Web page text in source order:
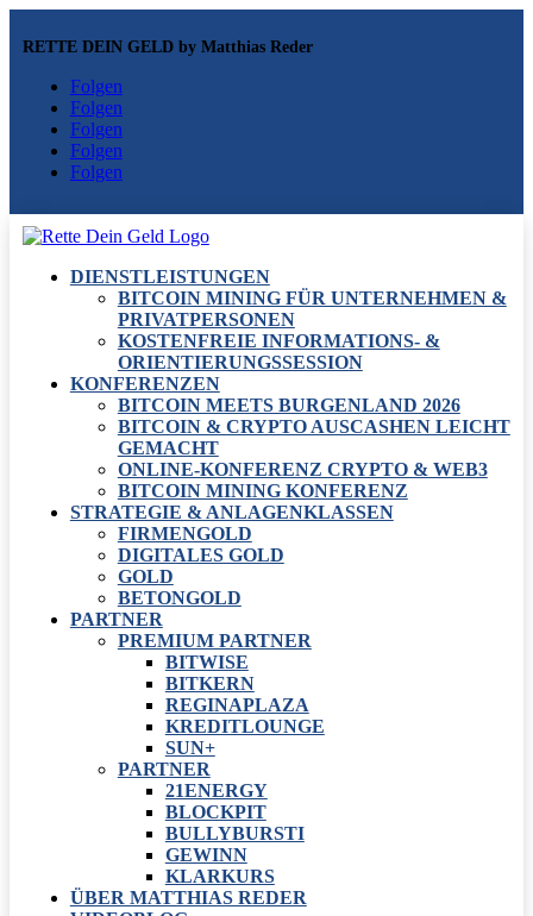
RETTE DEIN GELD by Matthias Reder
Folgen
Folgen
Folgen
Folgen
Folgen
DIENSTLEISTUNGEN
BITCOIN MINING FÜR UNTERNEHMEN &
PRIVATPERSONEN
KOSTENFREIE INFORMATIONS- &
ORIENTIERUNGSSESSION
KONFERENZEN
BITCOIN MEETS BURGENLAND 2026
BITCOIN & CRYPTO AUSCASHEN LEICHT
GEMACHT
ONLINE-KONFERENZ CRYPTO & WEB3
BITCOIN MINING KONFERENZ
STRATEGIE & ANLAGENKLASSEN
FIRMENGOLD
DIGITALES GOLD
GOLD
BETONGOLD
PARTNER
PREMIUM PARTNER
BITWISE
BITKERN
REGINAPLAZA
KREDITLOUNGE
SUN+
PARTNER
21ENERGY
BLOCKPIT
BULLYBURSTI
GEWINN
KLARKURS
ÜBER MATTHIAS REDER